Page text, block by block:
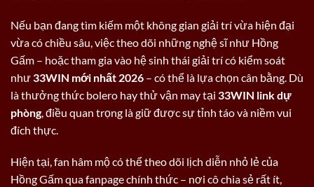
Nếu bạn đang tìm kiếm một không gian giải trí vừa hiện đại
vừa có chiều sâu, việc theo dõi những nghệ sĩ như Hồng
Gấm – hoặc tham gia vào hệ sinh thái giải trí có kiểm soát
như33WIN mới nhất 2026 – có thể là lựa chọn cân bằng. Dù
là thưởng thức bolero hay thử vận may tại 33WIN link dự
phòng, điều quan trọng là giữ được sự tỉnh táo và niềm vui
đích thực.
Hiện tại, fan hâm mộ có thể theo dõi lịch diễn nhỏ lẻ của
Hồng Gấm qua fanpage chính thức – nơi cô chia sẻ rất ít,